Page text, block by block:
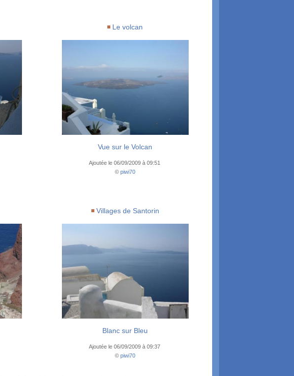
Le volcan
Vue sur le Volcan
Ajoutée le 06/09/2009 à 09:51
©piwi70
Villages de Santorin
Blanc sur Bleu
Ajoutée le 06/09/2009 à 09:37
©piwi70